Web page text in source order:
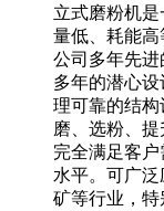
立式磨粉机
量低、耗能
公司多年先
多年的潜心
理可靠的结
磨、选粉、
完全满足客
水平。可广
矿等行业，